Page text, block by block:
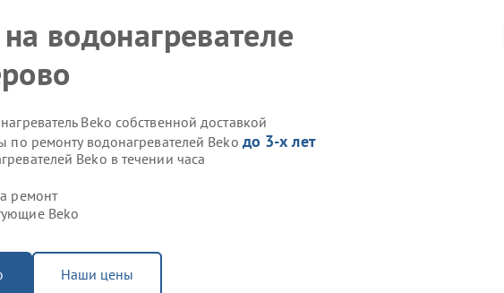
водонагревателе
Beko собственной доставкой
по ремонту водонагревателей Beko до 3-х лет
Beko в течении часа
ремонт
Beko
Наши цены